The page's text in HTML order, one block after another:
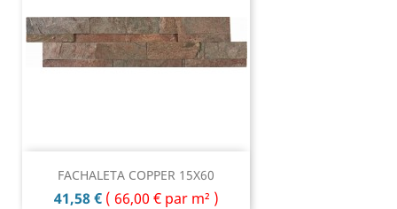
FACHALETA COPPER 15X60
Prix
41,58 € ( 66,00 € par m² )